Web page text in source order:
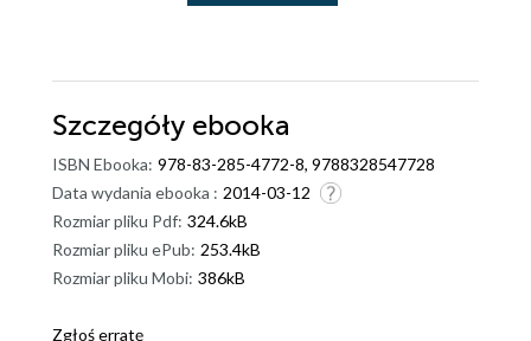
Szczegóły ebooka
ISBN Ebooka: 978-83-285-4772-8, 9788328547728
Data wydania ebooka : 2014-03-12
Rozmiar pliku Pdf: 324.6kB
Rozmiar pliku ePub: 253.4kB
Rozmiar pliku Mobi: 386kB
Zgłoś erratę